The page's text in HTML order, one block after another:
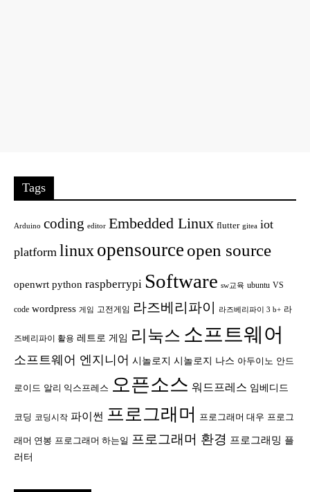
Tags
Arduino coding editor Embedded Linux flutter gitea iot
platform linux opensource open source
openwrt python raspberrypi Software sw교육 ubuntu VS
code wordpress 게임 고전게임 라즈베리파이 라즈베리파이 3 b+ 라
즈베리파이 활용 레트로 게임 리눅스 소프트웨어
소프트웨어 엔지니어 시놀로지 시놀로지 나스 아두이노 안드
로이드 알리 익스프레스 오픈소스 워드프레스 임베디드
코딩 코딩시작 파이썬 프로그래머 프로그래머 대우 프로그
래머 연봉 프로그래머 하는일 프로그래머 환경 프로그래밍 플
러터